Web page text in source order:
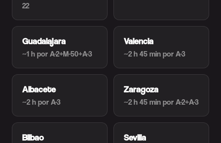
22
Guadalajara
~1 h por A-2+M-50+A-3
Valencia
~2 h 45 min por A-3
Albacete
~2 h por A-3
Zaragoza
~2 h 45 min por A-2+A-3
Bilbao Sevilla